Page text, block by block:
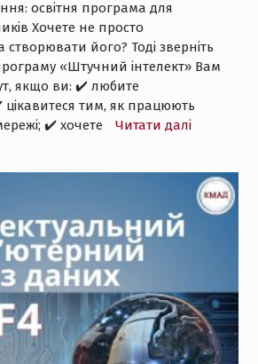
освітня програма для
Хочете не просто
створювати його? Тоді зверніть
«Штучний інтелект» Вам
якщо ви: ✔️ любите
тим, як працюють
✔️ хочете
Читати далі